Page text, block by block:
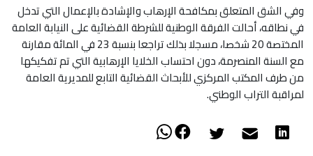
وفي الشق المتعلق بمكافحة الإرهاب والإشادة بالإعمال التي تدخل
في نطاقه، أحالت الفرقة الوطنية للشرطة القضائية على النيابة العامة
المختصة 20 شخصا، مسجلا بذلك تراجعا بنسبة 23 في المائة مقارنة
مع السنة المنصرمة، دون احتساب الخلايا الإرهابية التي تم تفكيكها
من طرف المكتب المركزي للأبحاث القضائية التابع للمديرية العامة
لمراقبة التراب الوطني.